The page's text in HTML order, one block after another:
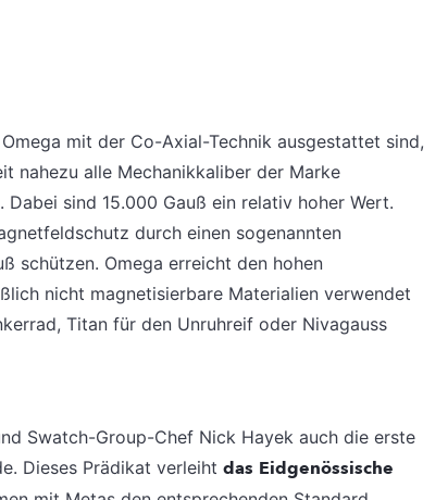
mit der Co-Axial-Technik ausgestattet sind,
nahezu alle Mechanikkaliber der Marke
sind 15.000 Gauß ein relativ hoher Wert.
durch einen sogenannten
schützen. Omega erreicht den hohen
nicht magnetisierbare Materialien verwendet
Titan für den Unruhreif oder Nivagauss
Swatch-Group-Chef Nick Hayek auch die erste
Dieses Prädikat verleiht das Eidgenössische